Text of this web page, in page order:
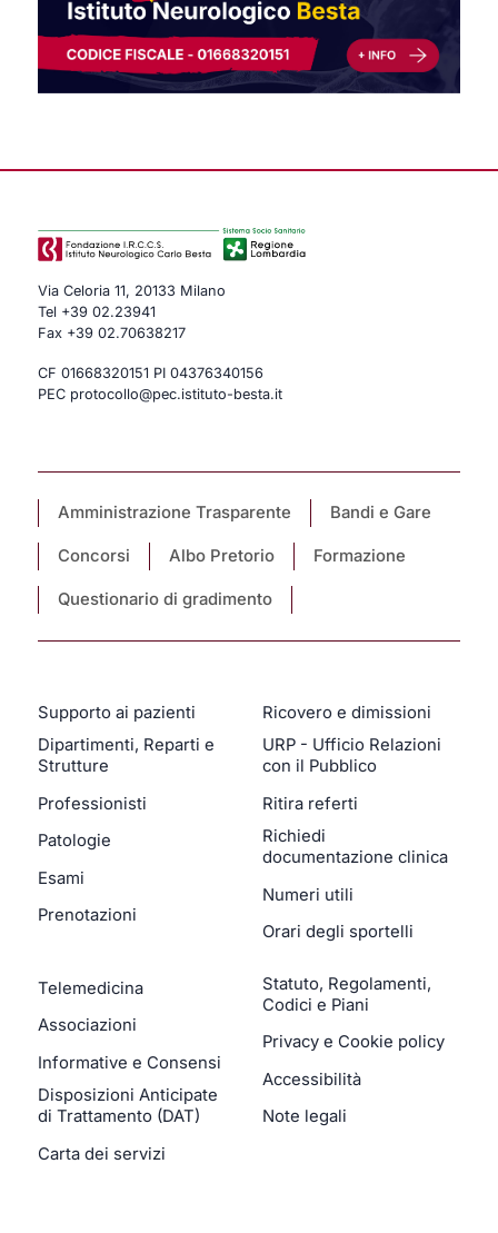
Via Celoria 11, 20133 Milano
Tel +39 02.23941
Fax +39 02.70638217
CF 01668320151 PI 04376340156
PEC protocollo@pec.istituto-besta.it
Amministrazione Trasparente Bandi e Gare
Concorsi Albo Pretorio Formazione
Questionario di gradimento
Supporto ai pazienti
Dipartimenti, Reparti e
Strutture
Professionisti
Patologie
Esami
Prenotazioni
Ricovero e dimissioni
URP - Ufficio Relazioni
con il Pubblico
Ritira referti
Richiedi
documentazione clinica
Numeri utili
Orari degli sportelli
Telemedicina
Associazioni
Informative e Consensi
Disposizioni Anticipate
di Trattamento (DAT)
Carta dei servizi
Statuto, Regolamenti,
Codici e Piani
Privacy e Cookie policy
Accessibilità
Note legali